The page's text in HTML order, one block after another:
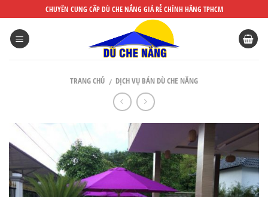
CHE
NẮNG
CHUYÊN CUNG CẤP DÙ CHE NẮNG GIÁ RẺ CHÍNH HÃNG TPHCM
TRANG CHỦ / DỊCH VỤ BÁN DÙ CHE NẮNG